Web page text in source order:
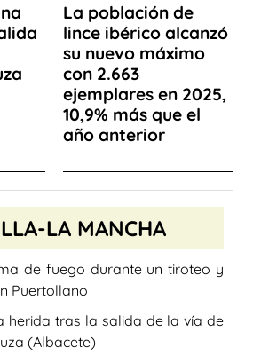
La población de
lince ibérico alcanzó
su nuevo máximo
con 2.663
ejemplares en 2025,
10,9% más que el
año anterior
LA MANCHA
de fuego durante un tiroteo y
Puertollano
herida tras la salida de la vía de
(Albacete)